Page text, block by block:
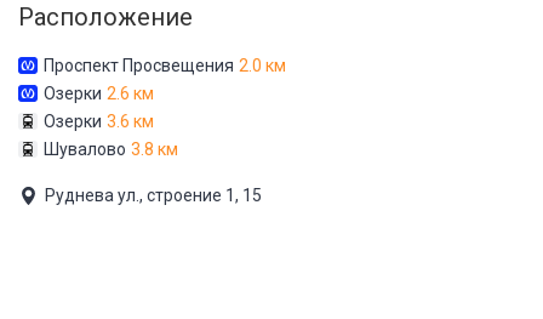
Расположение
Проспект Просвещения 2.0 км
Озерки 2.6 км
Озерки 3.6 км
Шувалово 3.8 км
Руднева ул., строение 1, 15